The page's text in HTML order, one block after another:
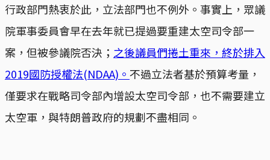
行政部門熱衷於此，立法部門也不例外。事實上，眾議
院軍事委員會早在去年就已提過要重建太空司令部一
案，但被參議院否決； 之後議員們捲土重來，終於排入
2019國防授權法(NDAA)。 不過立法者基於預算考量，
僅要求在戰略司令部內增設太空司令部，也不需要建立
太空軍，與特朗普政府的規劃不盡相同。